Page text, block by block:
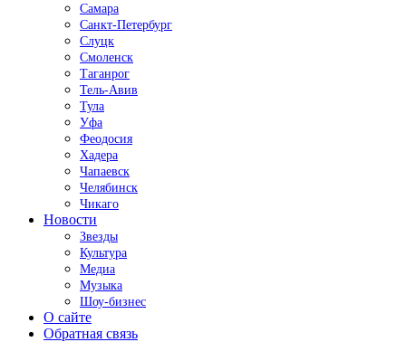
Самара
Санкт-Петербург
Слуцк
Смоленск
Таганрог
Тель-Авив
Тула
Уфа
Феодосия
Хадера
Чапаевск
Челябинск
Чикаго
Новости
Звезды
Культура
Медиа
Музыка
Шоу-бизнес
О сайте
Обратная связь